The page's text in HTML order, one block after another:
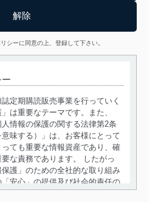
シーに同意の上、登録して下さい。
定期購読販売事業を行っていく
は重要なテーマです。また、
人情報の保護の関する法律第2条
味する）」は、お客様にとって
ても重要な情報資産であり、確
な責務であります。 したがっ
護」のための全社的な取り組み
安心」の提供及び社会的責任の